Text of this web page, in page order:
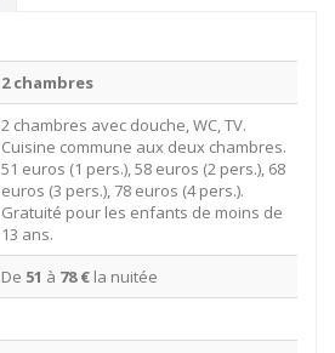
2 chambres
2 chambres avec douche, WC, TV.
Cuisine commune aux deux chambres.
51 euros (1 pers.), 58 euros (2 pers.), 68
euros (3 pers.), 78 euros (4 pers.).
Gratuité pour les enfants de moins de
13 ans.
De 51 à 78 € la nuitée